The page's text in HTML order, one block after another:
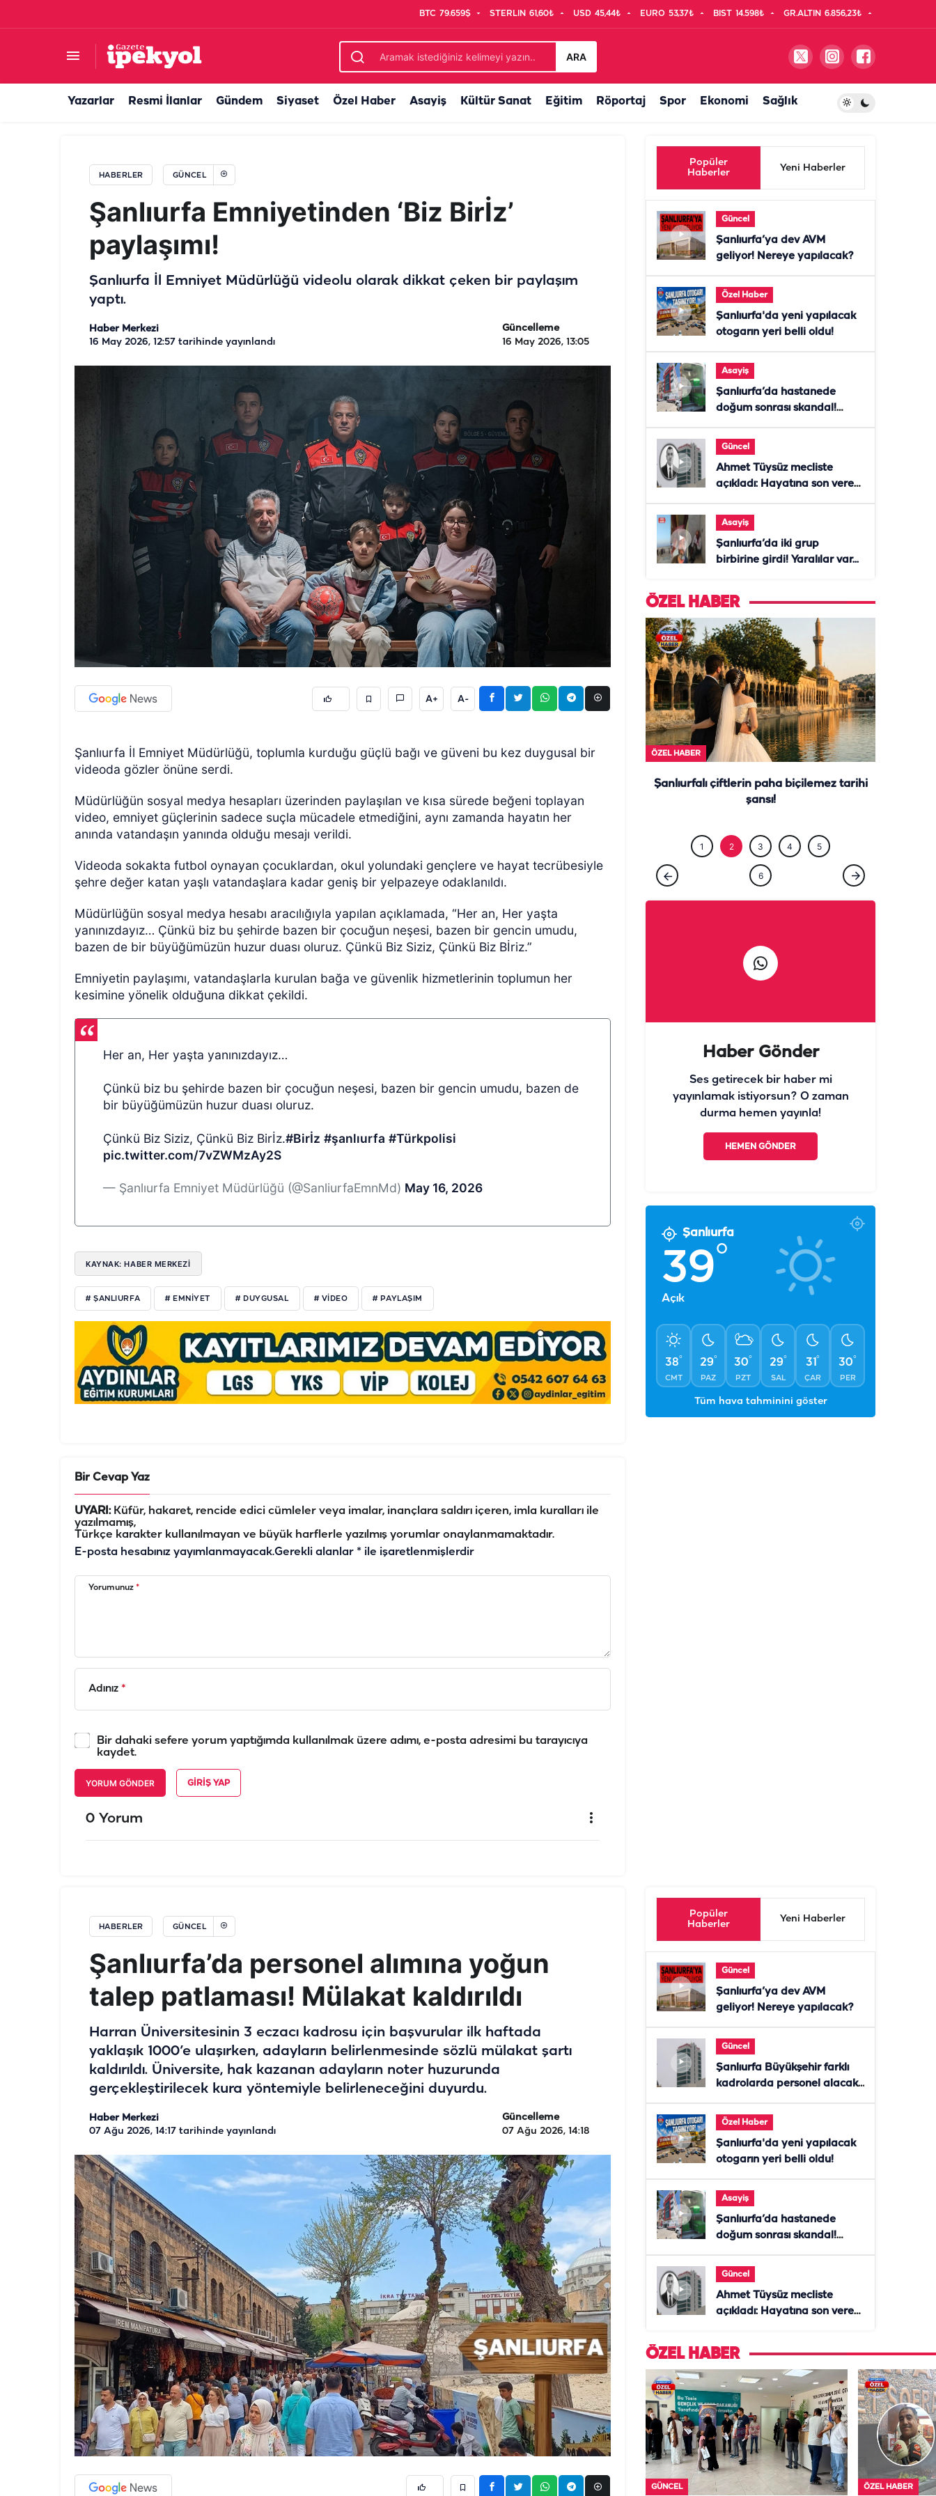
BTC 79.659$ STERLIN 61,60₺ USD 45,44₺ EURO 53,37₺ BIST 14.598₺ GR.ALTIN 6.856,23₺
ARA
Yazarlar Resmi İlanlar Gündem Siyaset Özel Haber Asayiş Kültür Sanat Eğitim Röportaj Spor Ekonomi Sağlık
HABERLER GÜNCEL
Şanlıurfa Emniyetinden ‘Biz Birİz’
paylaşımı!
Şanlıurfa İl Emniyet Müdürlüğü videolu olarak dikkat çeken bir paylaşım
yaptı.
Haber Merkezi
16 May 2026, 12:57 tarihinde yayınlandı
Güncelleme
16 May 2026, 13:05
A+ A-
Şanlıurfa İl Emniyet Müdürlüğü, toplumla kurduğu güçlü bağı ve güveni bu kez duygusal bir
videoda gözler önüne serdi.
Müdürlüğün sosyal medya hesapları üzerinden paylaşılan ve kısa sürede beğeni toplayan
video, emniyet güçlerinin sadece suçla mücadele etmediğini, aynı zamanda hayatın her
anında vatandaşın yanında olduğu mesajı verildi.
Videoda sokakta futbol oynayan çocuklardan, okul yolundaki gençlere ve hayat tecrübesiyle
şehre değer katan yaşlı vatandaşlara kadar geniş bir yelpazeye odaklanıldı.
Müdürlüğün sosyal medya hesabı aracılığıyla yapılan açıklamada, “Her an, Her yaşta
yanınızdayız… Çünkü biz bu şehirde bazen bir çocuğun neşesi, bazen bir gencin umudu,
bazen de bir büyüğümüzün huzur duası oluruz. Çünkü Biz Siziz, Çünkü Biz Bİriz.”
Emniyetin paylaşımı, vatandaşlarla kurulan bağa ve güvenlik hizmetlerinin toplumun her
kesimine yönelik olduğuna dikkat çekildi.
Her an, Her yaşta yanınızdayız…
Çünkü biz bu şehirde bazen bir çocuğun neşesi, bazen bir gencin umudu, bazen de
bir büyüğümüzün huzur duası oluruz.
Çünkü Biz Siziz, Çünkü Biz Birİz.#Birİz #şanlıurfa #Türkpolisi
pic.twitter.com/7vZWMzAy2S
— Şanlıurfa Emniyet Müdürlüğü (@SanliurfaEmnMd) May 16, 2026
KAYNAK: HABER MERKEZİ
# ŞANLIURFA # EMNİYET # DUYGUSAL # VİDEO # PAYLAŞIM
Bir Cevap Yaz
UYARI:Küfür, hakaret, rencide edici cümleler veya imalar, inançlara saldırı içeren, imla kuralları ile
yazılmamış,
Türkçe karakter kullanılmayan ve büyük harflerle yazılmış yorumlar onaylanmamaktadır.
E-posta hesabınız yayımlanmayacak.Gerekli alanlar * ile işaretlenmişlerdir
Yorumunuz *
Adınız *
Bir dahaki sefere yorum yaptığımda kullanılmak üzere adımı, e-posta adresimi bu tarayıcıya
kaydet.
YORUM GÖNDER GIRIŞ YAP
0 Yorum
Popüler
Haberler
Yeni Haberler
Güncel
Şanlıurfa’ya dev AVM
geliyor! Nereye yapılacak?
Özel Haber
Şanlıurfa'da yeni yapılacak
otogarın yeri belli oldu!
Asayiş
Şanlıurfa’da hastanede
doğum sonrası skandal!
Güncel
Ahmet Tüysüz mecliste
açıkladı: Hayatına son veren
ölmezdim" notunu bıraktı
Asayiş
Şanlıurfa’da iki grup
birbirine girdi! Yaralılar var...
ÖZEL HABER
GÜNCEL ÖZEL HABER
Şanlıurfalı çiftlerin paha biçilemez tarihi
şansı!
1 2 3 4 5
6
Haber Gönder
Ses getirecek bir haber mi
yayınlamak istiyorsun? O zaman
durma hemen yayınla!
HEMEN GÖNDER
Şanlıurfa
39°
Açık
38°
CMT
29°
PAZ
30°
PZT
29°
SAL
31°
ÇAR
30°
PER
Tüm hava tahminini göster
HABERLER GÜNCEL
Şanlıurfa’da personel alımına yoğun
talep patlaması! Mülakat kaldırıldı
Harran Üniversitesinin 3 eczacı kadrosu için başvurular ilk haftada
yaklaşık 1000’e ulaşırken, adayların belirlenmesinde sözlü mülakat şartı
kaldırıldı. Üniversite, hak kazanan adayların noter huzurunda
gerçekleştirilecek kura yöntemiyle belirleneceğini duyurdu.
Haber Merkezi
07 Ağu 2026, 14:17 tarihinde yayınlandı
Güncelleme
07 Ağu 2026, 14:18
Şanlıurfa’da personel alımına yoğun talep patlaması! Mülakat kaldırıldı
Popüler
Haberler
Yeni Haberler
Güncel
Şanlıurfa’ya dev AVM
geliyor! Nereye yapılacak?
Güncel
Şanlıurfa Büyükşehir farklı
kadrolarda personel alacak!
Özel Haber
Şanlıurfa'da yeni yapılacak
otogarın yeri belli oldu!
Asayiş
Şanlıurfa’da hastanede
doğum sonrası skandal!
Güncel
Ahmet Tüysüz mecliste
açıkladı: Hayatına son veren
ÖZEL HABER
GÜNCEL ÖZEL HABER